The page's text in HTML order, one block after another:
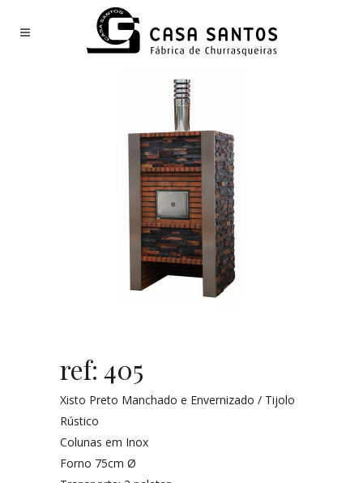
ref: 405
Xisto Preto Manchado e Envernizado / Tijolo
Rústico
Colunas em Inox
Forno 75cm Ø